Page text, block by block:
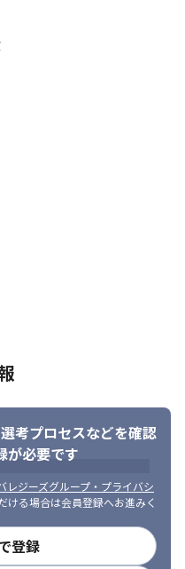
選考プロセスなどを確認
が必要です
レジーズグループ・プライバシ
ける場合は会員登録へお進みく
登録